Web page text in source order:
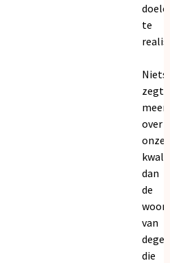
te
Niets
zegt
meer
over
onze
dan
de
van
die